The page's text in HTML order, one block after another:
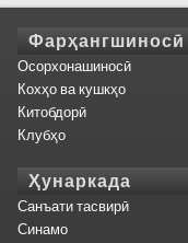
Фарҳангшиносӣ
Осорхонашиносӣ
Кохҳо ва кушкҳо
Китобдорӣ
Клубҳо
Ҳунаркада
Санъати тасвирӣ
Синамо